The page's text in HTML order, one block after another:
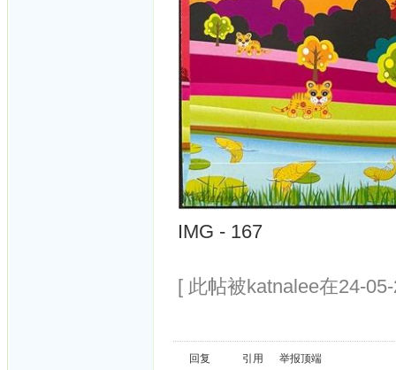
IMG - 167
[ 此帖被katnalee在24-
回复 引用 举报顶端